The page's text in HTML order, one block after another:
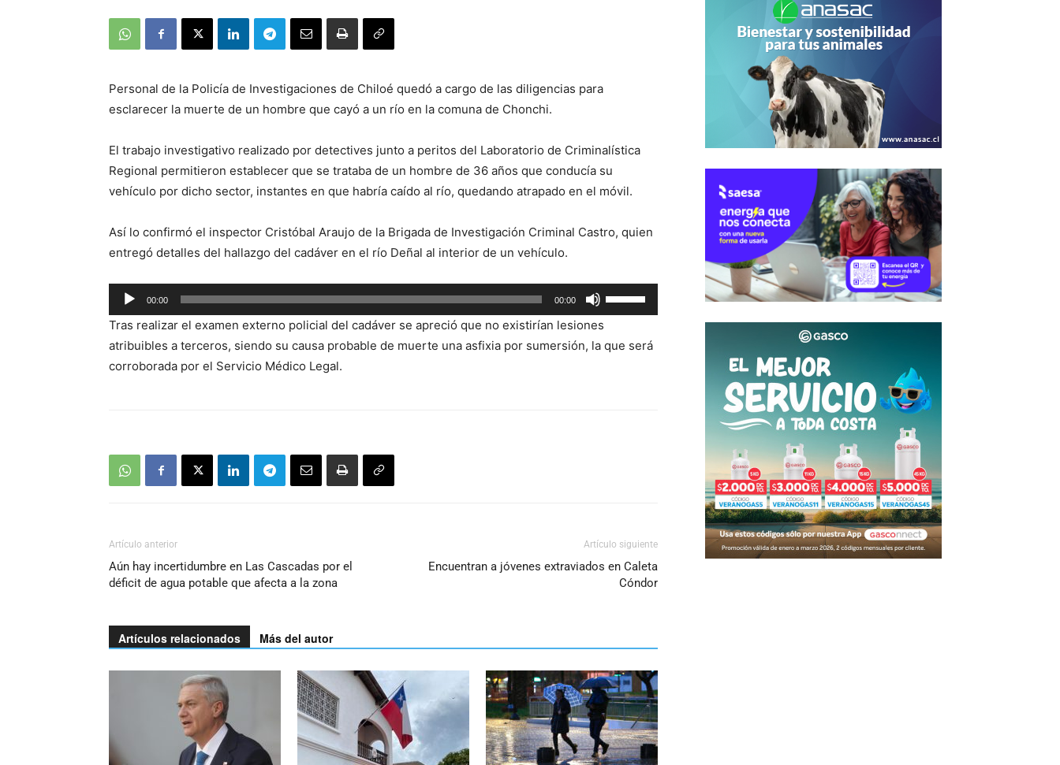
Personal de la Policía de Investigaciones de Chiloé quedó a cargo de las diligencias para
esclarecer la muerte de un hombre que cayó a un río en la comuna de Chonchi.
El trabajo investigativo realizado por detectives junto a peritos del Laboratorio de Criminalística
Regional permitieron establecer que se trataba de un hombre de 36 años que conducía su
vehículo por dicho sector, instantes en que habría caído al río, quedando atrapado en el móvil.
Así lo confirmó el inspector Cristóbal Araujo de la Brigada de Investigación Criminal Castro, quien
entregó detalles del hallazgo del cadáver en el río Deñal al interior de un vehículo.
Reproductor
de
audio
00:00 00:00
las
de
Tras realizar el examen externo policial del cadáver se apreció que no existirían lesiones
atribuibles a terceros, siendo su causa probable de muerte una asfixia por sumersión, la que será
corroborada por el Servicio Médico Legal.
Artículo anterior
Aún hay incertidumbre en Las Cascadas por el
déficit de agua potable que afecta a la zona
Artículo siguiente
Encuentran a jóvenes extraviados en Caleta
Cóndor
Artículos relacionados Más del autor